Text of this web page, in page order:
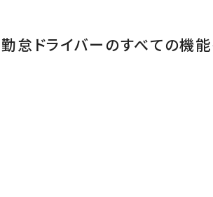
勤怠ドライバーのすべての機